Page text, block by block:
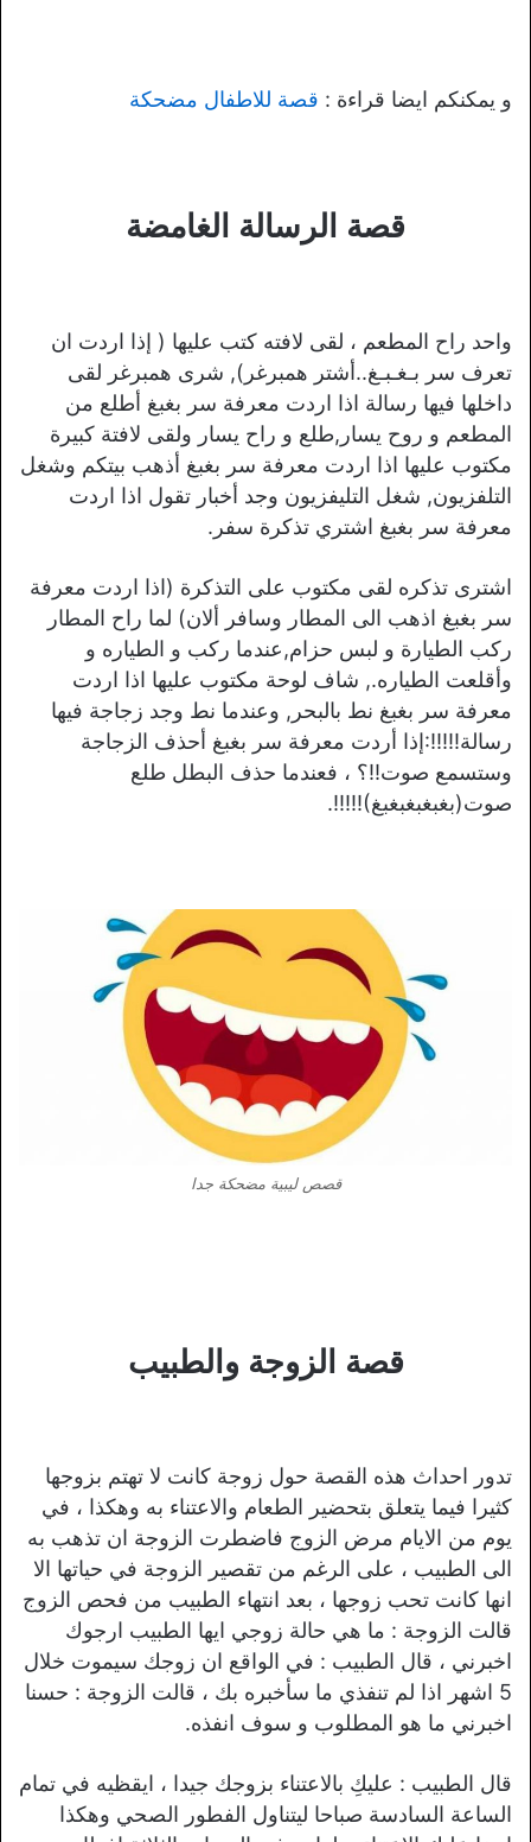
و يمكنكم ايضا قراءة : قصة للاطفال مضحكة
قصة الرسالة الغامضة
واحد راح المطعم ، لقى لافته كتب عليها ( إذا اردت ان
تعرف سر بـغـبـغ..أشتر همبرغر), شرى همبرغر لقى
داخلها فيها رسالة اذا اردت معرفة سر بغبغ أطلع من
المطعم و روح يسار,طلع و راح يسار ولقى لافتة كبيرة
مكتوب عليها اذا اردت معرفة سر بغبغ أذهب بيتكم وشغل
التلفزيون, شغل التليفزيون وجد أخبار تقول اذا اردت
معرفة سر بغبغ اشتري تذكرة سفر.
اشترى تذكره لقى مكتوب على التذكرة (اذا اردت معرفة
سر بغبغ اذهب الى المطار وسافر ألان) لما راح المطار
ركب الطيارة و لبس حزام,عندما ركب و الطياره و
وأقلعت الطياره., شاف لوحة مكتوب عليها اذا اردت
معرفة سر بغبغ نط بالبحر, وعندما نط وجد زجاجة فيها
رسالة!!!!!:إذا أردت معرفة سر بغبغ أحذف الزجاجة
وستسمع صوت!!؟ ، فعندما حذف البطل طلع
صوت(بغبغبغبغبغ)!!!!!.
قصص ليبية مضحكة جدا
قصة الزوجة والطبيب
تدور احداث هذه القصة حول زوجة كانت لا تهتم بزوجها
كثيرا فيما يتعلق بتحضير الطعام والاعتناء به وهكذا ، في
يوم من الايام مرض الزوج فاضطرت الزوجة ان تذهب به
الى الطبيب ، على الرغم من تقصير الزوجة في حياتها الا
انها كانت تحب زوجها ، بعد انتهاء الطبيب من فحص الزوج
قالت الزوجة : ما هي حالة زوجي ايها الطبيب ارجوك
اخبرني ، قال الطبيب : في الواقع ان زوجك سيموت خلال
5 اشهر اذا لم تنفذي ما سأخبره بك ، قالت الزوجة : حسنا
اخبرني ما هو المطلوب و سوف انفذه.
قال الطبيب : عليكِ بالاعتناء بزوجك جيدا ، ايقظيه في تمام
الساعة السادسة صباحا ليتناول الفطور الصحي وهكذا